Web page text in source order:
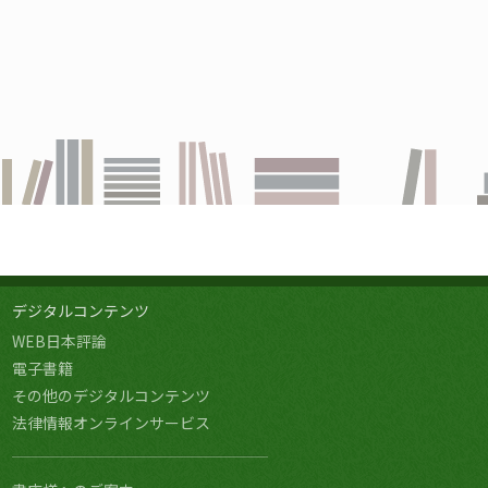
デジタルコンテンツ
WEB日本評論
電子書籍
その他のデジタルコンテンツ
法律情報オンラインサービス